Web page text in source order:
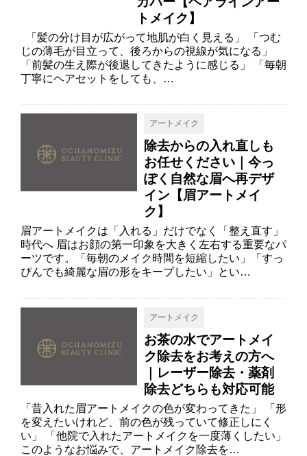
トメイク】
「髪の分け目が広がって地肌が白く見える」 「つむ
じの薄毛が目立って、後ろからの視線が気になる」
「前髪の生え際が後退してきたように感じる」 「毎朝
丁寧にヘアセットをしても、…
アートメイク
除去からの入れ直しも
お任せください｜今っ
ぽく自然な眉へ再デザ
イン【眉アートメイ
ク】
眉アートメイクは「入れる」だけでなく「整え直す」
時代へ 眉はお顔の第一印象を大きく左右する重要なパ
ーツです。「毎朝のメイク時間を短縮したい」「すっ
ぴんでも綺麗な眉の形をキープしたい」とい…
アートメイク
お茶の水でアートメイ
ク除去をお考えの方へ
｜レーザー除去・薬剤
除去どちらも対応可能
「昔入れた眉アートメイクの色が変わってきた」 「形
を変えたいけれど、前の色が残っていて修正しにく
い」 「他院で入れたアートメイクを一度薄くしたい」
このようなお悩みで、アートメイク除去を…